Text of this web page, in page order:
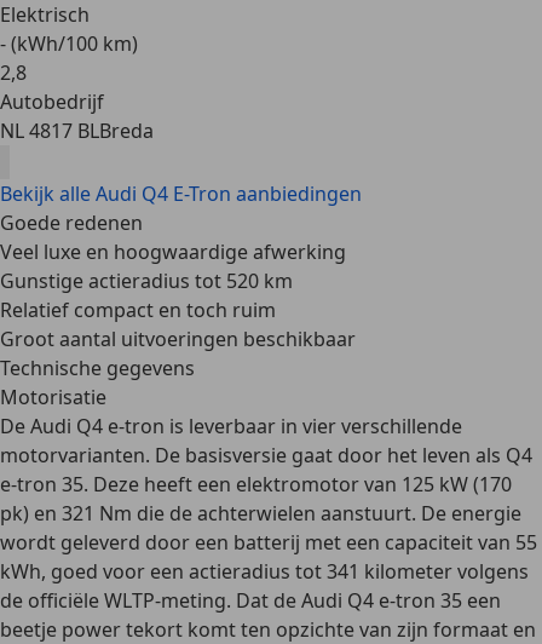
Elektrisch
- (kWh/100 km)
2,8
Autobedrijf
NL 4817 BLBreda
Bekijk alle Audi Q4 E-Tron aanbiedingen
Goede redenen
Veel luxe en hoogwaardige afwerking
Gunstige actieradius tot 520 km
Relatief compact en toch ruim
Groot aantal uitvoeringen beschikbaar
Technische gegevens
Motorisatie
De Audi Q4 e-tron is leverbaar in vier verschillende
motorvarianten. De basisversie gaat door het leven als Q4
e-tron 35. Deze heeft een elektromotor van 125 kW (170
pk) en 321 Nm die de achterwielen aanstuurt. De energie
wordt geleverd door een batterij met een capaciteit van 55
kWh, goed voor een actieradius tot 341 kilometervolgens
de officiële WLTP-meting. Dat de Audi Q4 e-tron 35 een
beetje power tekort komt ten opzichte van zijn formaat en